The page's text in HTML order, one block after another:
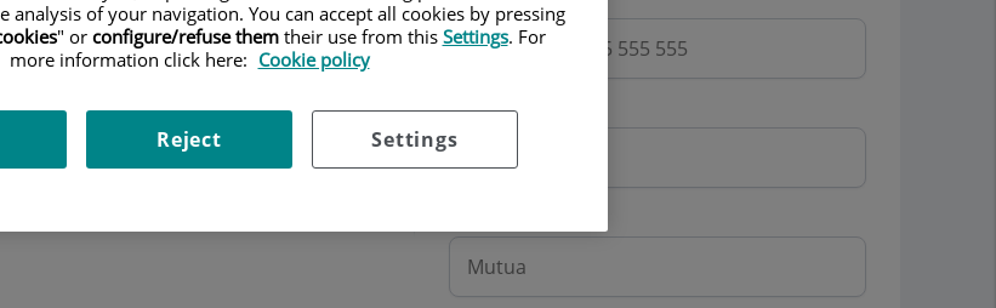
Email
analysis of your navigation. You can accept all cookies by pressing
" or configure/refuse themtheir use from this Settings. For
more information click here: Cookie policy
Settings
Reject